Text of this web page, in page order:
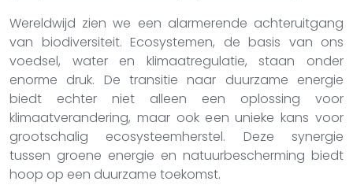
Wereldwijd zien we een alarmerende achteruitgang
van biodiversiteit. Ecosystemen, de basis van ons
voedsel, water en klimaatregulatie, staan onder
enorme druk. De transitie naar duurzame energie
biedt echter niet alleen een oplossing voor
klimaatverandering, maar ook een unieke kans voor
grootschalig ecosysteemherstel. Deze synergie
tussen groene energie en natuurbescherming biedt
hoop op een duurzame toekomst.